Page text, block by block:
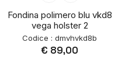
Fondina polimero blu vkd8
vega holster 2
Codice : dmvhvkd8b
€ 89,00